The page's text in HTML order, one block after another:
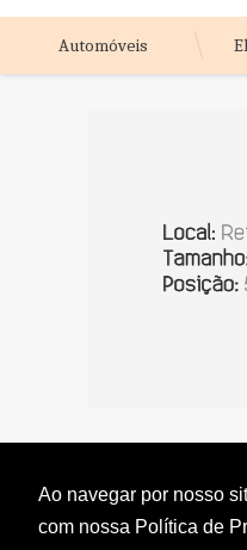
Ao navegar por nosso
com nossa Política de
Automóveis
© Copyright 2026 -